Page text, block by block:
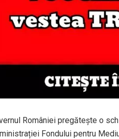
României pregătește o
Fondului pentru